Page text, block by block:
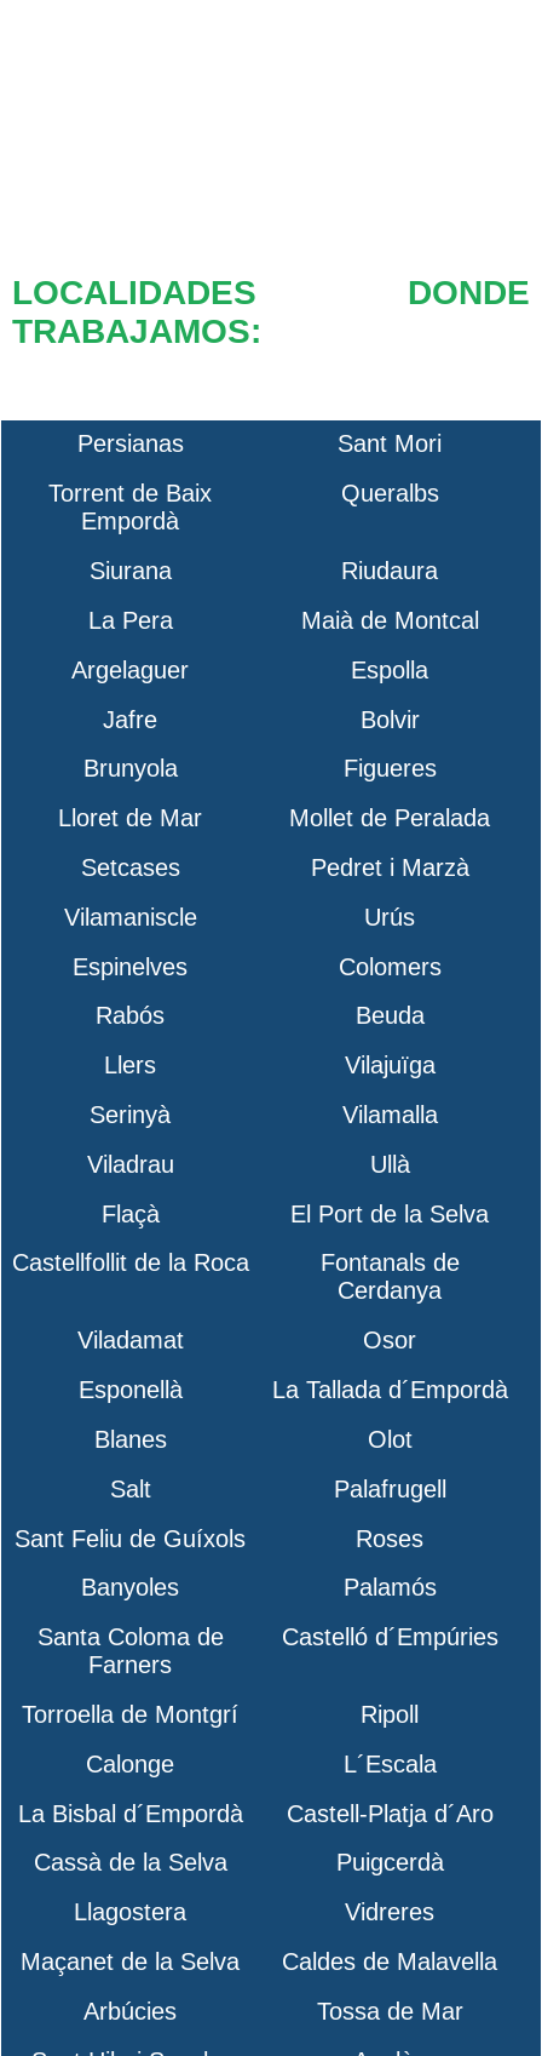
LOCALIDADES DONDE
TRABAJAMOS:
Persianas
Sant Mori
Torrent de Baix
Empordà
Queralbs
Siurana
Riudaura
La Pera
Maià de Montcal
Argelaguer
Espolla
Jafre
Bolvir
Brunyola
Figueres
Lloret de Mar
Mollet de Peralada
Setcases
Pedret i Marzà
Vilamaniscle
Urús
Espinelves
Colomers
Rabós
Beuda
Llers
Vilajuïga
Serinyà
Vilamalla
Viladrau
Ullà
Flaçà
El Port de la Selva
Castellfollit de la Roca
Fontanals de
Cerdanya
Viladamat
Osor
Esponellà
La Tallada d´Empordà
Blanes
Olot
Salt
Palafrugell
Sant Feliu de Guíxols
Roses
Banyoles
Palamós
Santa Coloma de
Farners
Castelló d´Empúries
Torroella de Montgrí
Ripoll
Calonge
L´Escala
La Bisbal d´Empordà
Castell-Platja d´Aro
Cassà de la Selva
Puigcerdà
Llagostera
Vidreres
Maçanet de la Selva
Caldes de Malavella
Arbúcies
Tossa de Mar